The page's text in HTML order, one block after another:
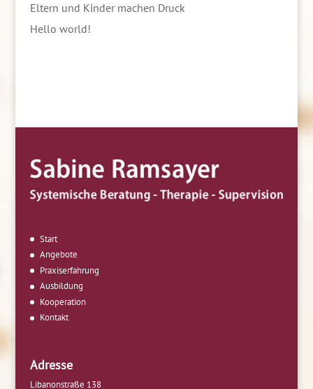
Eltern und Kinder machen Druck
Hello world!
Start
Angebote
Praxiserfahrung
Ausbildung
Kooperation
Kontakt
Adresse
Libanonstraße 138